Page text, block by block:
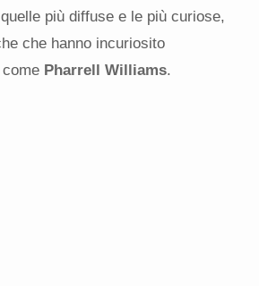
più diffuse e le più curiose,
che hanno incuriosito
Pharrell Williams.